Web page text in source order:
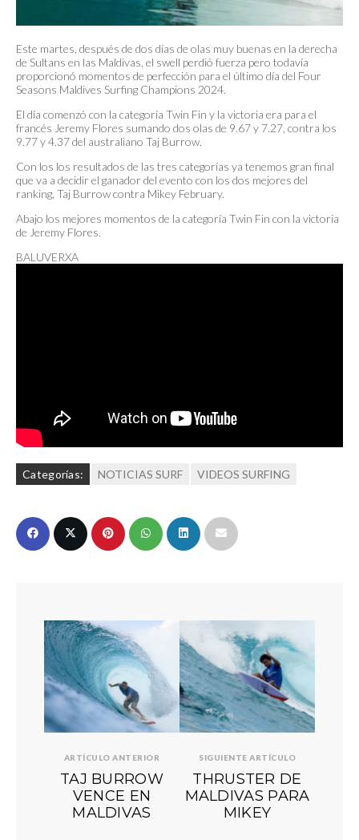
Este martes, después de dos días de olas muy buenas en la derecha
de Sultans en las Maldivas, el swell perdió fuerza pero todavía
proporcionó momentos de perfección para el último día del Four
Seasons Maldives Surfing Champions 2024.
El día comenzó con la categoría Twin Fin y la victoria era para el
francés Jeremy Flores sumando dos olas de 9.67 y 7.27, contra los
9.77 y 4.37 del australiano Taj Burrow.
Con los los resultados de las tres categorías ya tenemos gran final
que va a decidir el ganador del evento con los dos mejores del
ranking, Taj Burrow contra Mikey February.
Abajo los mejores momentos de la categoría Twin Fin con la victoria
de Jeremy Flores.
BALUVERXA
Categorías: NOTICIAS SURF VIDEOS SURFING
ARTÍCULO ANTERIOR
TAJ BURROW
VENCE EN
MALDIVAS
SIGUIENTE ARTÍCULO
THRUSTER DE
MALDIVAS PARA
MIKEY